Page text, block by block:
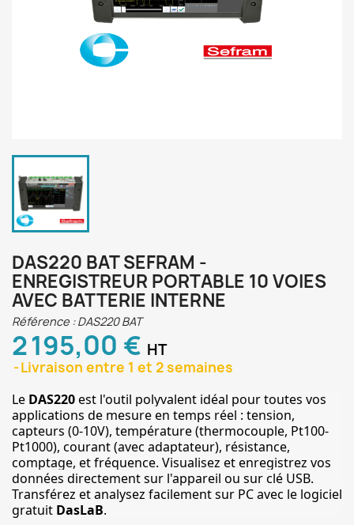
DAS220 BAT SEFRAM -
ENREGISTREUR PORTABLE 10 VOIES
AVEC BATTERIE INTERNE
Référence : DAS220 BAT
2 195,00 € HT
Livraison entre 1 et 2 semaines
Le DAS220 est l'outil polyvalent idéal pour toutes vos
applications de mesure en temps réel : tension,
capteurs (0-10V), température (thermocouple, Pt100-
Pt1000), courant (avec adaptateur), résistance,
comptage, et fréquence. Visualisez et enregistrez vos
données directement sur l'appareil ou sur clé USB.
Transférez et analysez facilement sur PC avec le logiciel
gratuit DasLaB.